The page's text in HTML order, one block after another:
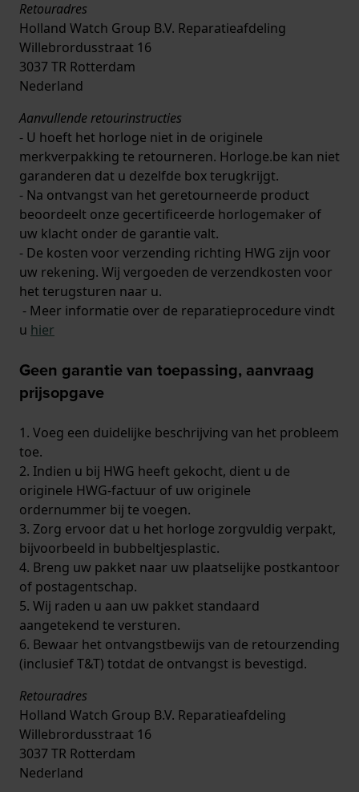
Retouradres
Holland Watch Group B.V. Reparatieafdeling
Willebrordusstraat 16
3037 TR Rotterdam
Nederland
Aanvullende retourinstructies
- U hoeft het horloge niet in de originele
merkverpakking te retourneren. Horloge.be kan niet
garanderen dat u dezelfde box terugkrijgt.
- Na ontvangst van het geretourneerde product
beoordeelt onze gecertificeerde horlogemaker of
uw klacht onder de garantie valt.
- De kosten voor verzending richting HWG zijn voor
uw rekening. Wij vergoeden de verzendkosten voor
het terugsturen naar u.
- Meer informatie over de reparatieprocedure vindt
u hier
Geen garantie van toepassing, aanvraag
prijsopgave
1. Voeg een duidelijke beschrijving van het probleem
toe.
2. Indien u bij HWG heeft gekocht, dient u de
originele HWG-factuur of uw originele
ordernummer bij te voegen.
3. Zorg ervoor dat u het horloge zorgvuldig verpakt,
bijvoorbeeld in bubbeltjesplastic.
4. Breng uw pakket naar uw plaatselijke postkantoor
of postagentschap.
5. Wij raden u aan uw pakket standaard
aangetekend te versturen.
6. Bewaar het ontvangstbewijs van de retourzending
(inclusief T&T) totdat de ontvangst is bevestigd.
Retouradres
Holland Watch Group B.V. Reparatieafdeling
Willebrordusstraat 16
3037 TR Rotterdam
Nederland